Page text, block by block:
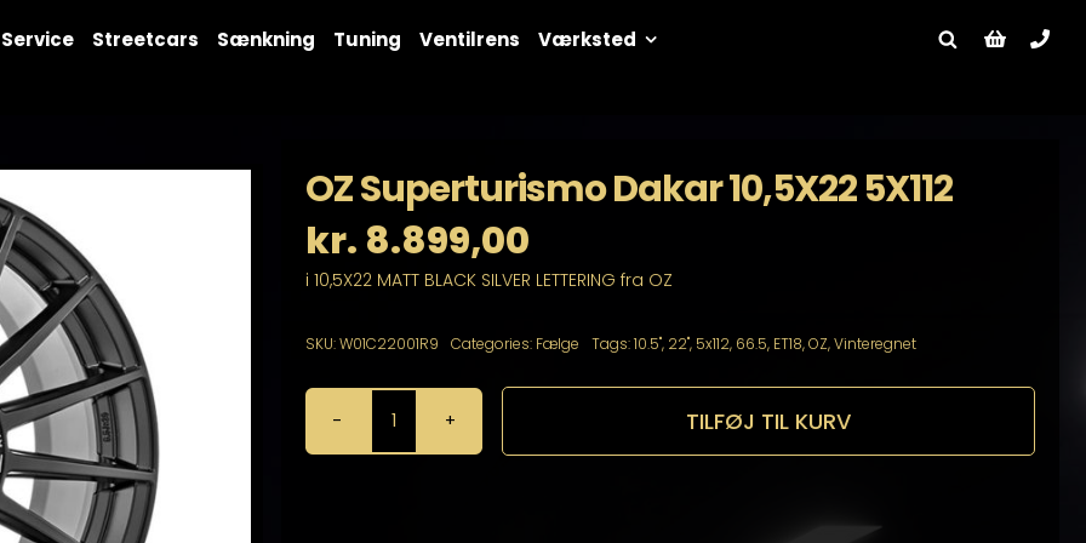
Service Streetcars Sænkning Tuning Ventilrens Værksted
OZ Superturismo Dakar 10,5X22 5X112
kr. 8.899,00
i 10,5X22 MATT BLACK SILVER LETTERING fra OZ
SKU:W01C22001R9 Categories: Fælge Tags:10.5", 22", 5x112, 66.5, ET18,OZ,Vinteregnet
OZ
Superturismo
TILFØJ TIL KURV